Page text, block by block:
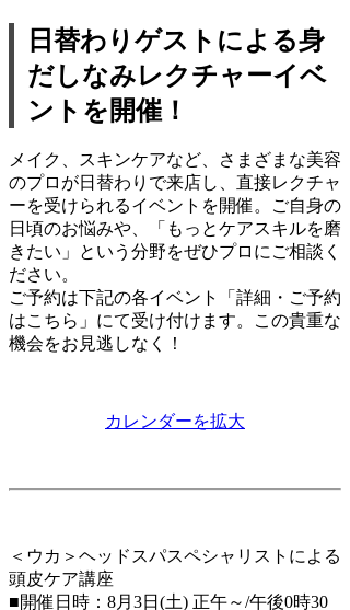
日替わりゲストによる身
だしなみレクチャーイベ
ントを開催！
メイク、スキンケアなど、さまざまな美容
のプロが日替わりで来店し、直接レクチャ
ーを受けられるイベントを開催。ご自身の
日頃のお悩みや、「もっとケアスキルを磨
きたい」という分野をぜひプロにご相談く
ださい。
ご予約は下記の各イベント
「詳細・ご予約
はこちら」 にて受け付けます。この貴重な
機会をお見逃しなく！
カレンダーを拡大
＜ウカ＞ヘッドスパスペシャリストによる
頭皮ケア講座
■開催日時：8月3日(土) 正午～/午後0時30